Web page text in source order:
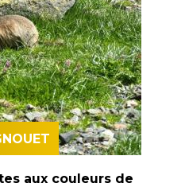
aux couleurs de